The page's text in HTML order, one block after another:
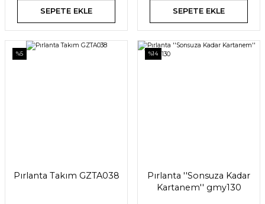
SEPETE EKLE SEPETE EKLE
%5
Pırlanta Takım GZTA038
%14
Pırlanta ''Sonsuza Kadar
Kartanem'' gmy130